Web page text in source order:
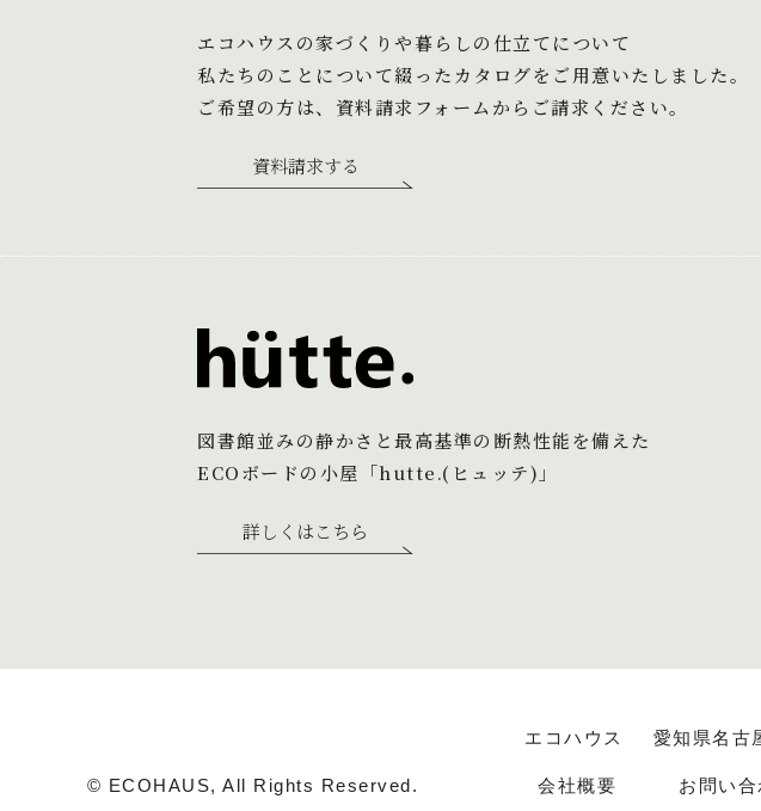
エコハウスの家づくりや暮らしの仕立てについて
私たちのことについて綴ったカタログをご用意いたしました。
ご希望の方は、資料請求フォームからご請求ください。
資料請求する
図書館並みの静かさと最高基準の断熱性能を備えた
ECOボードの小屋「hutte.(ヒュッテ)」
詳しくはこちら
エコハウス 愛知県名古
会社概要 お問い合
© ECOHAUS, All Rights Reserved.